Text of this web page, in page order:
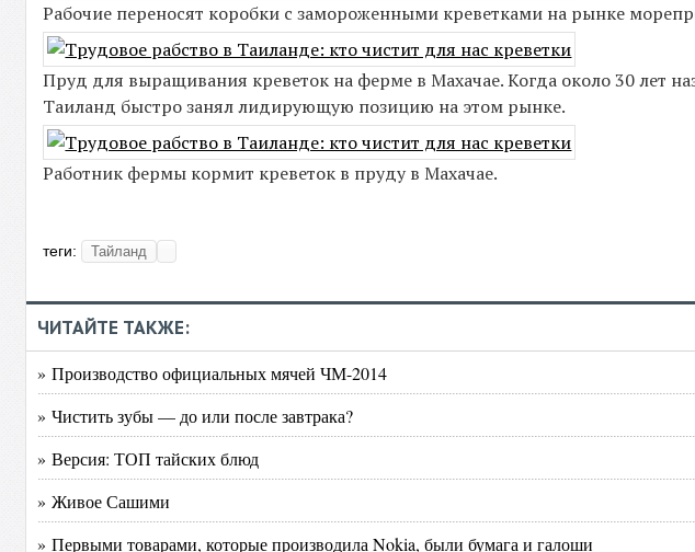
Рабочие переносят коробки с замороженными креветками на рынке
Пруд для выращивания креветок на ферме в Махачае. Когда около 30 лет
Таиланд быстро занял лидирующую позицию на этом рынке.
Работник фермы кормит креветок в пруду в Махачае.
теги: Тайланд
ЧИТАЙТЕ ТАКЖЕ:
» Производство официальных мячей ЧМ-2014
» Чистить зубы — до или после завтрака?
» Версия: ТОП тайских блюд
» Живое Сашими
» Первыми товарами, которые производила Nokia, были бумага и галоши